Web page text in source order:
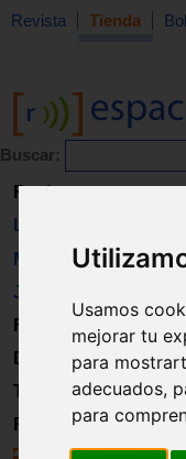
Usamos
mejorar tu
para
adecuados,
para
Revista Tienda
Buscar:
Revista
Libros
Material
Juguetes
Formación
Directorio
Trabajo
Registro